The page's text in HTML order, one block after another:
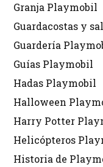
Granja Playmobil
Guardacostas y
Guardería
Guías Playmobil
Hadas Playmobil
Halloween
Harry Potter
Helicópteros
Historia de